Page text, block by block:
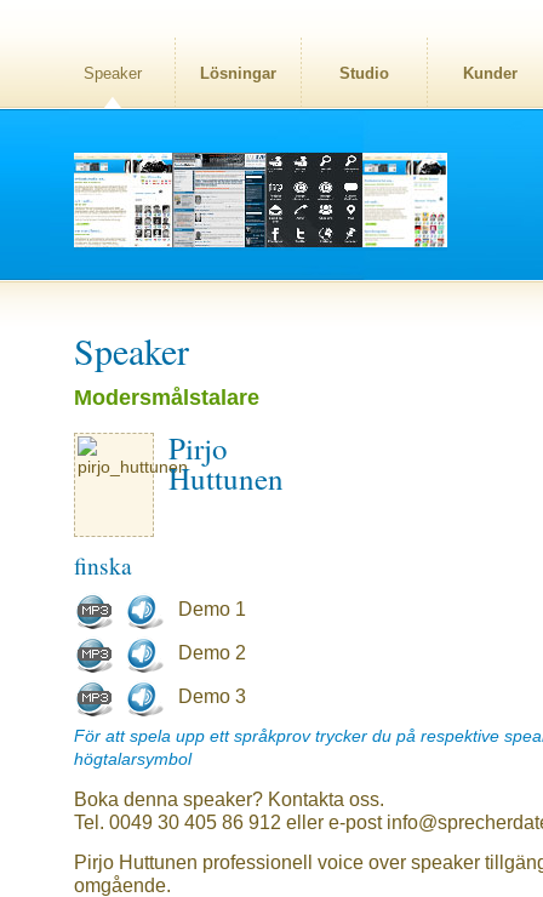
Speaker Lösningar Studio Kunder
Speaker
Modersmålstalare
Pirjo
Huttunen
finska
Demo 1
Demo 2
Demo 3
För att spela upp ett språkprov trycker du på respektive
högtalarsymbol
Boka denna speaker? Kontakta oss.
Tel. 0049 30 405 86 912 eller e-post
Pirjo Huttunen professionell voice over speaker
omgående.